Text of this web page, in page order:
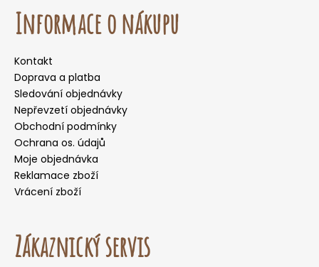
Informace o nákupu
Kontakt
Doprava a platba
Sledování objednávky
Nepřevzetí objednávky
Obchodní podmínky
Ochrana os. údajů
Moje objednávka
Reklamace zboží
Vrácení zboží
Zákaznický servis